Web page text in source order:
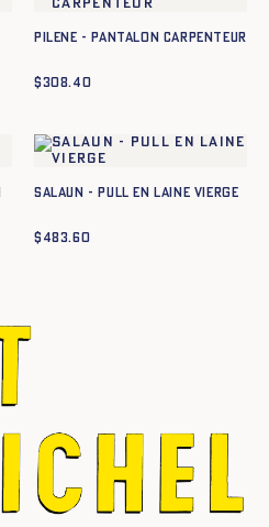
PILENE - PANTALON CARPENTEUR
$308.40
SALAUN - PULL EN LAINE VIERGE
$483.60